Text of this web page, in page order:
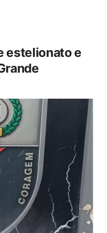
estelionato e